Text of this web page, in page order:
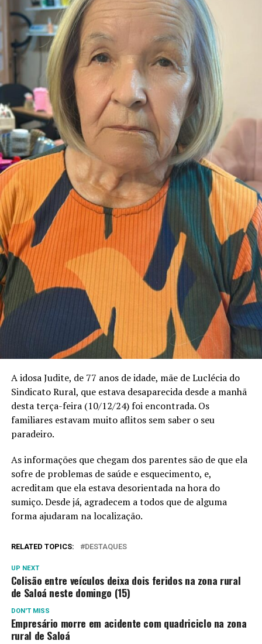
A idosa Judite, de 77 anos de idade, mãe de Luclécia do
Sindicato Rural, que estava desaparecida desde a manhã
desta terça-feira (10/12/24) foi encontrada. Os
familiares estavam muito aflitos sem saber o seu
paradeiro.
As informações que chegam dos parentes são de que ela
sofre de problemas de saúde e esquecimento, e,
acreditam que ela estava desorientada na hora do
sumiço. Desde já, agradecem a todos que de alguma
forma ajudaram na localização.
RELATED TOPICS: DESTAQUES
UP NEXT
Colisão entre veículos deixa dois feridos na zona rural
de Saloá neste domingo (15)
DON'T MISS
Empresário morre em acidente com quadriciclo na zona
rural de Saloá